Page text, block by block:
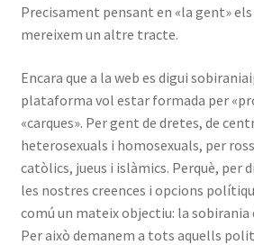
Precisament pensant en «la gent»
mereixem un altre tracte.
Encara que a la web es digui
plataforma vol estar formada per
«carques». Per gent de dretes, de
heterosexuals i homosexuals, per
catòlics, jueus i islàmics. Perquè, per
les nostres creences i opcions
comú un mateix objectiu: la sobirania
Per això demanem a tots aquells